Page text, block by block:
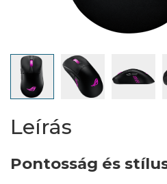
Leírás
Pontosság és